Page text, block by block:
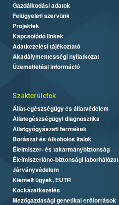
Gazdálkodási adatok
Felügyeleti szervünk
Projektek
Kapcsolódó linkek
Adatkezelési tájékoztató
Akadálymentességi nyilatkozat
Üzemeltetési információ
Szakterületek
Állat-egészségügy és állatvédelem
Állategészségügyi diagnosztika
Állatgyógyászati termékek
Borászat és Alkoholos Italok
Élelmiszer- és takarmánybiztonság
Élelmiszerlánc-biztonsági laborhálózat
Járványvédelem
Kiemelt ügyek, EUTR
Kockázatkezelés
Mezőgazdasági genetikai erőforrások